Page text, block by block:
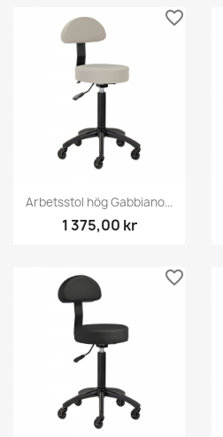
Arbetsstol hög Gabbiano...
1 375,00 kr
favorite_border
favorite_border